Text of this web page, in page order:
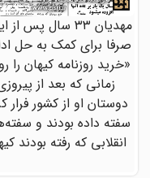
مهدیان ۳۳ سال پس
صرفا برای کمک به حل
«خرید روزنامه کیهان را
زمانی که بعد از
دوستان او از کشور فرار
سفته داده بودند و
انقلابی که رفته بودند